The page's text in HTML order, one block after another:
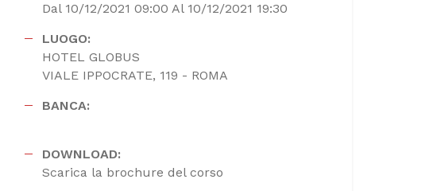
Dal 10/12/2021 09:00 Al 10/12/2021 19:30
LUOGO:
HOTEL GLOBUS
VIALE IPPOCRATE, 119 - ROMA
BANCA:
DOWNLOAD:
Scarica la brochure del corso